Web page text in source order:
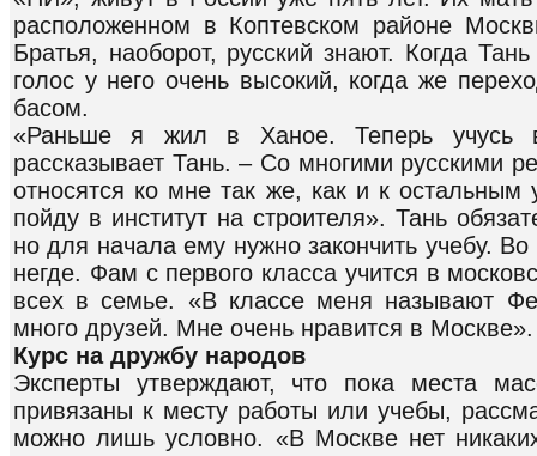
расположенном в Коптевском районе
Братья, наоборот, русский знают. Когда
голос у него очень высокий, когда же
басом.
«Раньше я жил в Ханое. Теперь учусь
рассказывает Тань. – Со многими русскими
относятся ко мне так же, как и к остальным
пойду в институт на строителя». Тань
но для начала ему нужно закончить учебу.
негде. Фам с первого класса учится в
всех в семье. «В классе меня называют
много друзей. Мне очень нравится в Москве».
Курс на дружбу народов
Эксперты утверждают, что пока места
привязаны к месту работы или учебы,
можно лишь условно. «В Москве нет